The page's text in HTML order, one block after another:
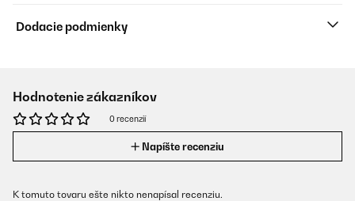
Dodacie podmienky
Hodnotenie zákazníkov
0 recenzií
Napíšte recenziu
K tomuto tovaru ešte nikto nenapísal recenziu.